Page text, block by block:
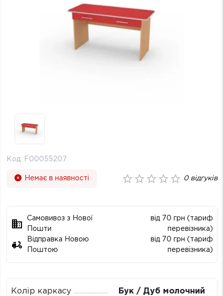
Код: F00055207
Немає в наявності 0відгуків
Самовивоз з Нової
Пошти
від 70 грн (тариф
перевізника)
Відправка Новою
Поштою
від 70 грн (тариф
перевізника)
Колір каркасу Бук / Дуб молочний